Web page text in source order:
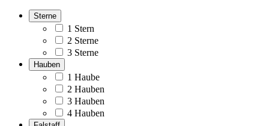
Sterne
1 Stern
2 Sterne
3 Sterne
Hauben
1 Haube
2 Hauben
3 Hauben
4 Hauben